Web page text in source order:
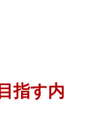
指す内